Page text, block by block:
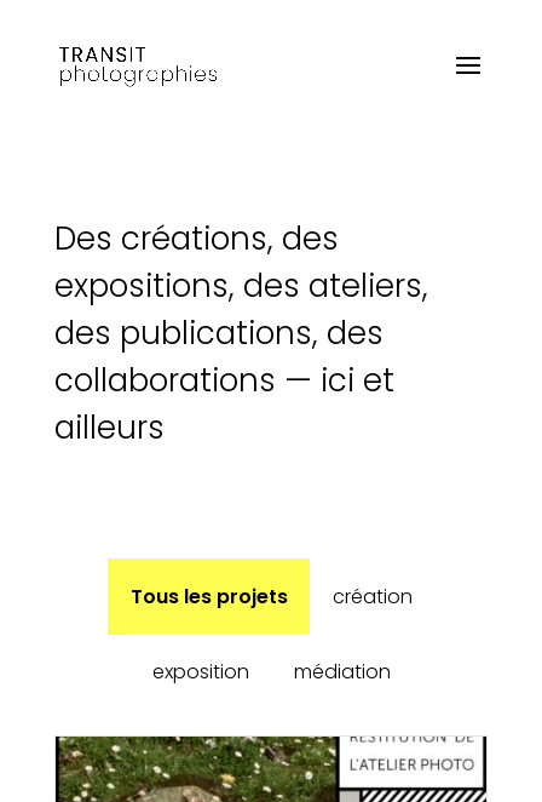
Des créations, des
expositions, des ateliers,
des publications, des
collaborations — ici et
ailleurs
Tous les projets création
exposition médiation